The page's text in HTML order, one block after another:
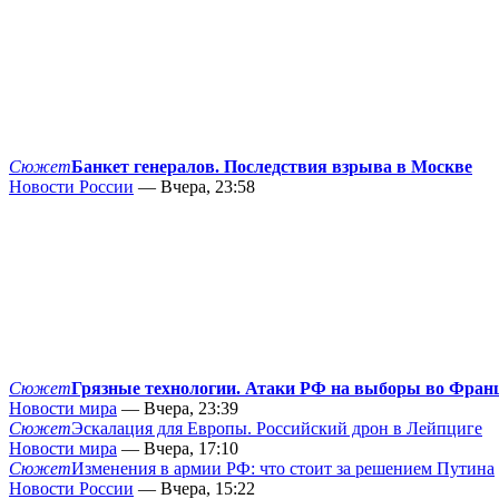
СюжетБанкет генералов. Последствия взрыва в Москве
Новости России — Вчера, 23:58
СюжетГрязные технологии. Атаки РФ на выборы во
Новости мира — Вчера, 23:39
СюжетЭскалация для Европы. Российский дрон в Лейпциге
Новости мира — Вчера, 17:10
СюжетИзменения в армии РФ: что стоит за решением Путина
Новости России — Вчера, 15:22